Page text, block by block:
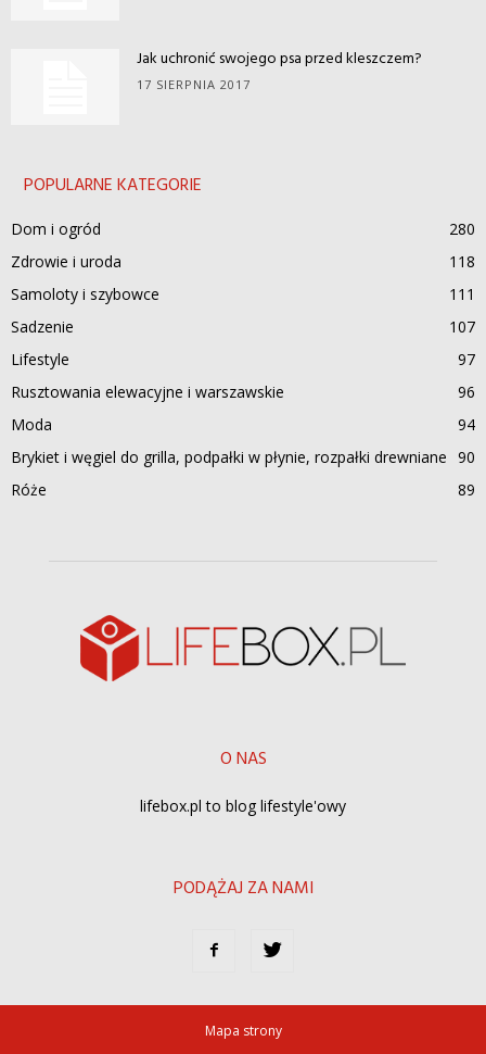
Jak uchronić swojego psa przed kleszczem?
17 SIERPNIA 2017
POPULARNE KATEGORIE
Dom i ogród
280
Zdrowie i uroda
118
Samoloty i szybowce
111
Sadzenie
107
Lifestyle
97
Rusztowania elewacyjne i warszawskie
96
Moda
94
Brykiet i węgiel do grilla, podpałki w płynie, rozpałki drewniane 90
Róże
89
O NAS
lifebox.pl to blog lifestyle'owy
PODĄŻAJ ZA NAMI
Mapa strony